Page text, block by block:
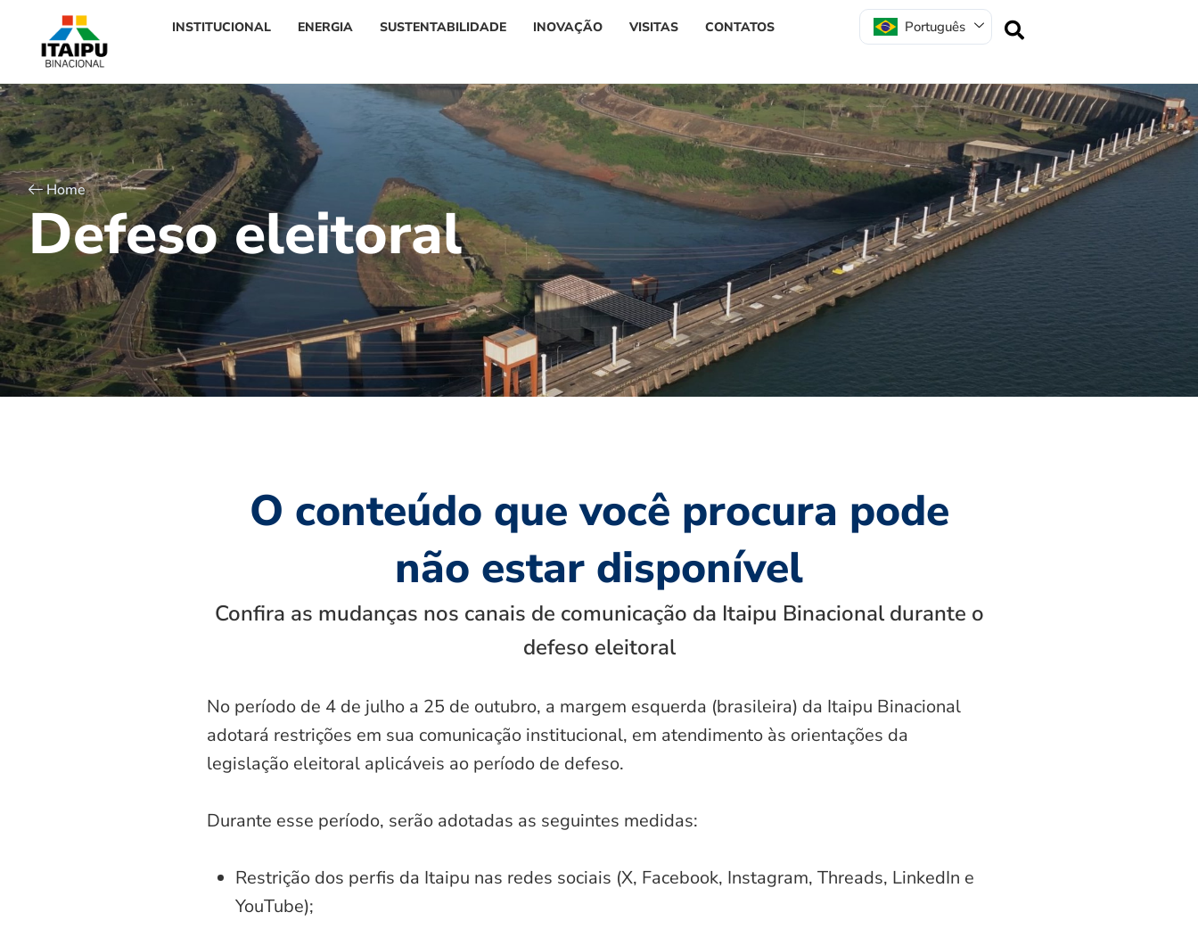
INSTITUCIONAL ENERGIA SUSTENTABILIDADE INOVAÇÃO VISITAS CONTATOS Português
Home
Defeso eleitoral
O conteúdo que você procura pode
não estar disponível
Confira as mudanças nos canais de comunicação da Itaipu Binacional durante o
defeso eleitoral
No período de 4 de julho a 25 de outubro, a margem esquerda (brasileira) da Itaipu Binacional
adotará restrições em sua comunicação institucional, em atendimento às orientações da
legislação eleitoral aplicáveis ao período de defeso.
Durante esse período, serão adotadas as seguintes medidas:
Restrição dos perfis da Itaipu nas redes sociais (X, Facebook, Instagram, Threads, LinkedIn e
YouTube);